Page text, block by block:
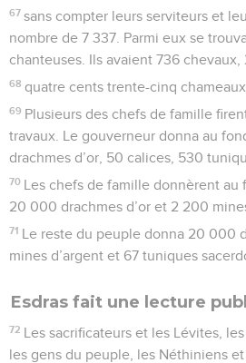
67 sans compter leurs serviteurs et
nombre de 7 337. Parmi eux se
chanteuses. Ils avaient 736 chevaux,
68 quatre cents trente-cinq
69 Plusieurs des chefs de famille
travaux. Le gouverneur donna au
drachmes d’or, 50 calices, 530
70 Les chefs de famille donnèrent au
20 000 drachmes d’or et 2 200
71 Le reste du peuple donna 20 000
mines d’argent et 67 tuniques
Esdras fait une lecture
72 Les sacrificateurs et les Lévites,
les gens du peuple, les Néthiniens